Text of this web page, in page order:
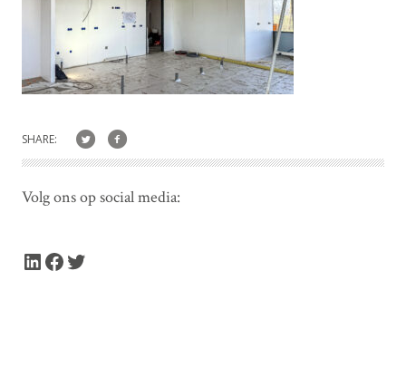
SHARE:
Volg ons op social media:
LinkedIn Facebook